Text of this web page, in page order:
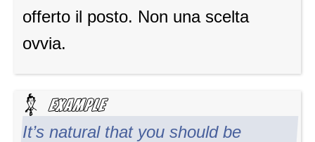
offerto il posto. Non una scelta
ovvia.
It’s natural that you should be